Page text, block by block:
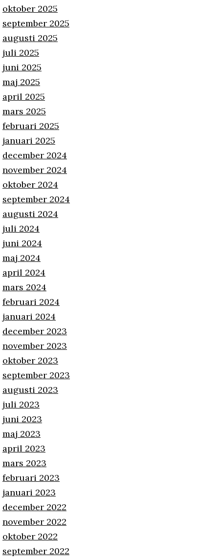
oktober 2025
september 2025
augusti 2025
juli 2025
juni 2025
maj 2025
april 2025
mars 2025
februari 2025
januari 2025
december 2024
november 2024
oktober 2024
september 2024
augusti 2024
juli 2024
juni 2024
maj 2024
april 2024
mars 2024
februari 2024
januari 2024
december 2023
november 2023
oktober 2023
september 2023
augusti 2023
juli 2023
juni 2023
maj 2023
april 2023
mars 2023
februari 2023
januari 2023
december 2022
november 2022
oktober 2022
september 2022